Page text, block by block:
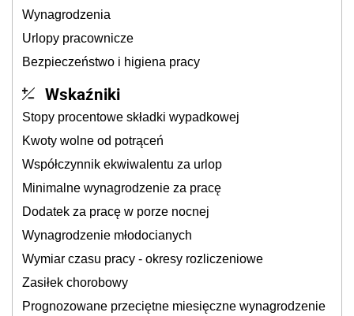
Wynagrodzenia
Urlopy pracownicze
Bezpieczeństwo i higiena pracy
Wskaźniki
Stopy procentowe składki wypadkowej
Kwoty wolne od potrąceń
Współczynnik ekwiwalentu za urlop
Minimalne wynagrodzenie za pracę
Dodatek za pracę w porze nocnej
Wynagrodzenie młodocianych
Wymiar czasu pracy - okresy rozliczeniowe
Zasiłek chorobowy
Prognozowane przeciętne miesięczne wynagrodzenie